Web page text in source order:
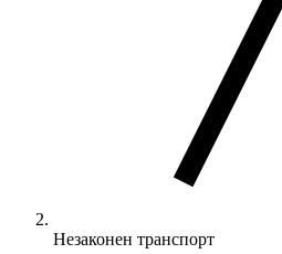
Незаконен транспорт